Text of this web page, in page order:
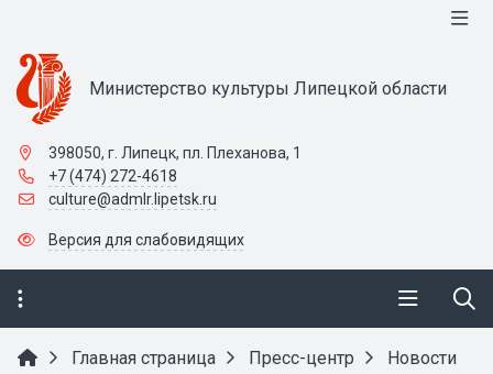
Министерство культуры Липецкой области
398050, г. Липецк, пл. Плеханова, 1
+7 (474) 272-4618
culture@admlr.lipetsk.ru
Версия для слабовидящих
Главная страница Пресс-центр Новости